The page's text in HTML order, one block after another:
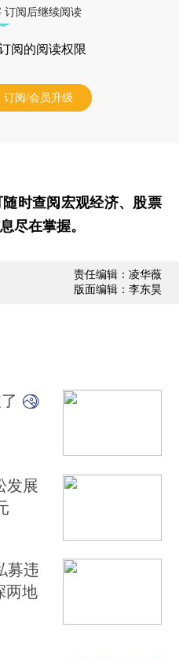
订阅后继续阅读
阅的阅读权限
订阅/会员升级
随时查阅宏观经济、股票
尽在掌握。
责任编辑：凌华薇
版面编辑：李东昊
发展
募违
两地